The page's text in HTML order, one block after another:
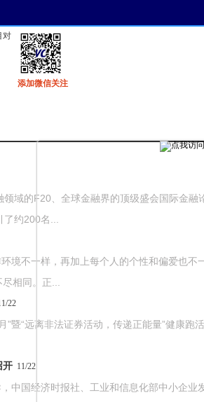
添加微信关注
的F20、全球金融界的顶级盛会国际金融论
约200名...
不一样，再加上每个人的个性和偏爱也不
相同。正...
22
暨“远离非法证券活动，传递正能量”健康跑活
开 11/22
国经济时报社、工业和信息化部中小企业